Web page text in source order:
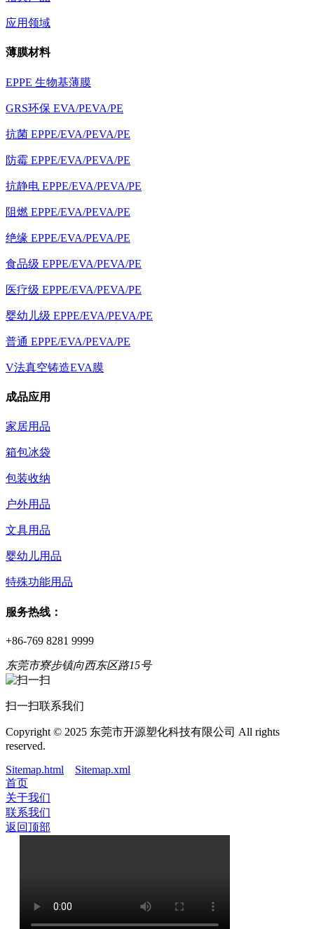
应用领域
薄膜材料
EPPE 生物基薄膜
GRS环保 EVA/PEVA/PE
抗菌 EPPE/EVA/PEVA/PE
防霉 EPPE/EVA/PEVA/PE
抗静电 EPPE/EVA/PEVA/PE
阻燃 EPPE/EVA/PEVA/PE
绝缘 EPPE/EVA/PEVA/PE
食品级 EPPE/EVA/PEVA/PE
医疗级 EPPE/EVA/PEVA/PE
婴幼儿级 EPPE/EVA/PEVA/PE
普通 EPPE/EVA/PEVA/PE
V法真空铸造EVA膜
成品应用
家居用品
箱包冰袋
包装收纳
户外用品
文具用品
婴幼儿用品
特殊功能用品
服务热线：
+86-769 8281 9999
东莞市寮步镇向西东区路15号
扫一扫联系我们
Copyright © 2025 东莞市开源塑化科技有限公司 All rights
reserved.
Sitemap.html
Sitemap.xml
首页
关于我们
联系我们
返回顶部